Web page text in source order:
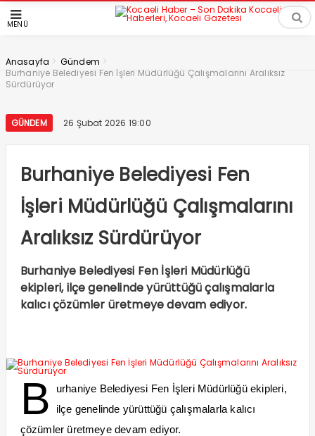
MENÜ
Anasayfa > Gündem >
Burhaniye Belediyesi Fen İşleri Müdürlüğü Çalışmalarını Aralıksız
Sürdürüyor
GÜNDEM 26 Şubat 2026 19:00
Burhaniye Belediyesi Fen
İşleri Müdürlüğü Çalışmalarını
Aralıksız Sürdürüyor
Burhaniye Belediyesi Fen İşleri Müdürlüğü
ekipleri, ilçe genelinde yürüttüğü çalışmalarla
kalıcı çözümler üretmeye devam ediyor.
B
urhaniye Belediyesi Fen İşleri Müdürlüğü ekipleri,
ilçe genelinde yürüttüğü çalışmalarla kalıcı
çözümler üretmeye devam ediyor.